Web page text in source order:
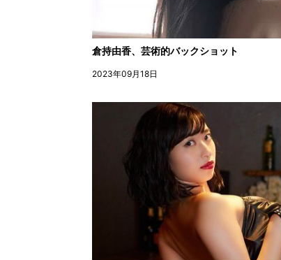
倉持由香、芸術的バックショット
2023年09月18日